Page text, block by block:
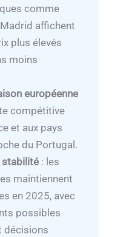
comme
affichent
plus élevés
moins
européenne
compétitive
et aux pays
du Portugal.
stabilité : les
maintiennent
en 2025, avec
possibles
décisions